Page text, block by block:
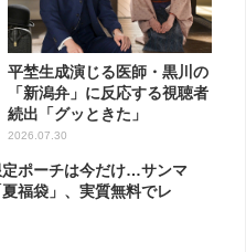
平埜生成演じる医師・黒川の
「新潟弁」に反応する視聴者
続出「グッときた」
2026.07.30
定ポーチは今だけ…サンマ
福袋」、実質無料でレ